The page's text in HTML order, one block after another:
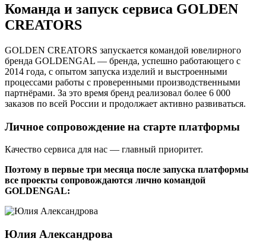
Команда и запуск сервиса GOLDEN
CREATORS
GOLDEN CREATORS запускается командой ювелирного
бренда GOLDENGAL — бренда, успешно работающего с
2014 года, с опытом запуска изделий и выстроенными
процессами работы с проверенными производственными
партнёрами. За это время бренд реализовал более 6 000
заказов по всей России и продолжает активно развиваться.
Личное сопровождение на старте платформы
Качество сервиса для нас — главный приоритет.
Поэтому в первые три месяца после запуска платформы
все проекты сопровождаются лично командой
GOLDENGAL:
Юлия Александрова